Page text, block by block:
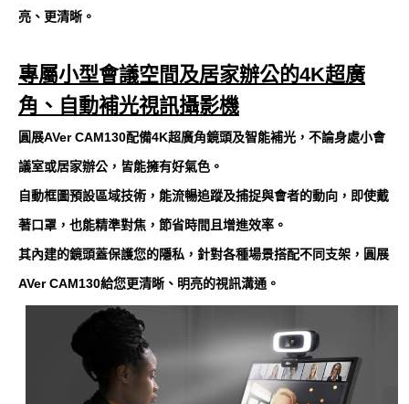
亮、更清晰。
專屬小型會議空間及居家辦公的4K超廣
角、自動補光視訊攝影機
圓展AVer CAM130配備4K超廣角鏡頭及智能補光，不論身處小會
議室或居家辦公，皆能擁有好氣色。
自動框圖預設區域技術，能流暢追蹤及捕捉與會者的動向，即使戴
著口罩，也能精準對焦，節省時間且增進效率。
其內建的鏡頭蓋保護您的隱私，針對各種場景搭配不同支架，圓展
AVer CAM130給您更清晰、明亮的視訊溝通。